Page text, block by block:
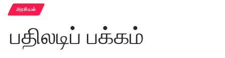
அரசியல்
பதிலடிப் பக்கம்